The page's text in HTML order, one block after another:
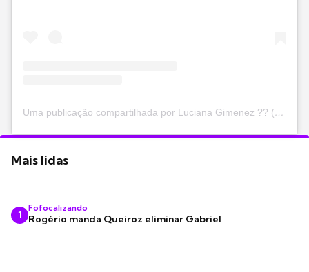
Uma publicação compartilhada por Luciana Gimenez ?? (@lucianagimenez)
Mais lidas
1
Fofocalizando
Rogério manda Queiroz eliminar Gabriel